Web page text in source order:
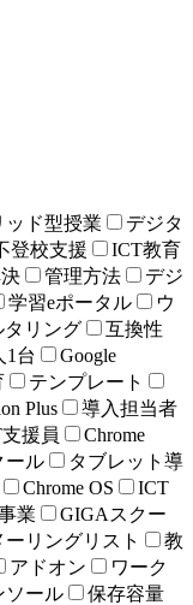
ッド型授業
デジタ
登校支援
ICT教育
管理方法
デジ
学習eポータル
ウ
タリング
互換性
1台
Google
テンプレート
Plus
導入担当者
援員
Chrome
ール
タブレット導
Chrome OS
ICT
業
GIGAスクー
ーリングリスト
教
アドオン
ワーク
ソール
保存容量